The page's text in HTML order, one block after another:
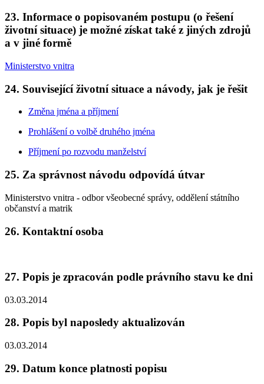
23. Informace o popisovaném postupu (o řešení
životní situace) je možné získat také z jiných zdrojů
a v jiné formě
Ministerstvo vnitra
24. Související životní situace a návody, jak je řešit
Změna jména a příjmení
Prohlášení o volbě druhého jména
Příjmení po rozvodu manželství
25. Za správnost návodu odpovídá útvar
Ministerstvo vnitra - odbor všeobecné správy, oddělení státního
občanství a matrik
26. Kontaktní osoba
27. Popis je zpracován podle právního stavu ke dni
03.03.2014
28. Popis byl naposledy aktualizován
03.03.2014
29. Datum konce platnosti popisu